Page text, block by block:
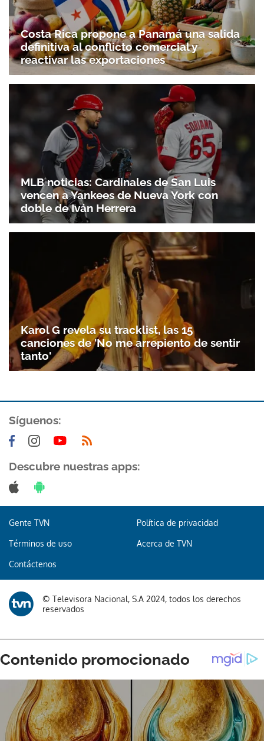
Gracias por suscribirte a nuestro boletín.
ACEPTAR
Costa Rica propone a Panamá una salida
definitiva al conflicto comercial y
reactivar las exportaciones
MLB noticias: Cardinales de San Luis
vencen a Yankees de Nueva York con
doble de Iván Herrera
Karol G revela su tracklist, las 15
canciones de 'No me arrepiento de sentir
tanto'
Síguenos:
Descubre nuestras apps:
Gente TVN Política de privacidad
Términos de uso Acerca de TVN
Contáctenos
© Televisora Nacional, S.A 2024, todos los derechos
reservados